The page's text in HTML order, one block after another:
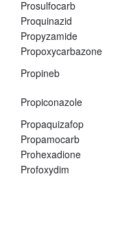
Prosulfocarb
Proquinazid
Propyzamide
Propoxycarbazone
Propineb
Propiconazole
Propaquizafop
Propamocarb
Prohexadione
Profoxydim